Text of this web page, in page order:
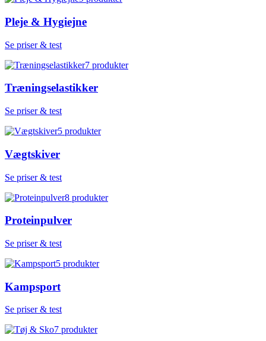
Pleje & Hygiejne
Se priser & test
7 produkter
Træningselastikker
Se priser & test
5 produkter
Vægtskiver
Se priser & test
8 produkter
Proteinpulver
Se priser & test
5 produkter
Kampsport
Se priser & test
7 produkter